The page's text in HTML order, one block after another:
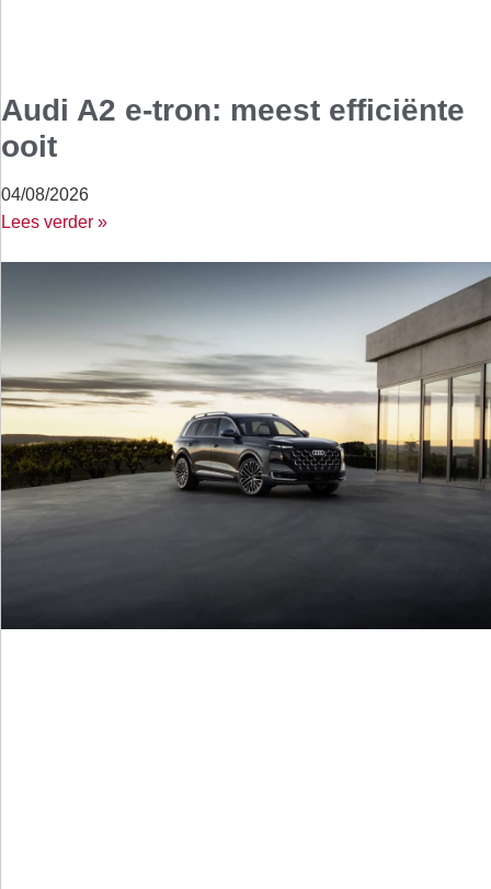
Audi A2 e-tron: meest efficiënte
ooit
04/08/2026
Lees verder »